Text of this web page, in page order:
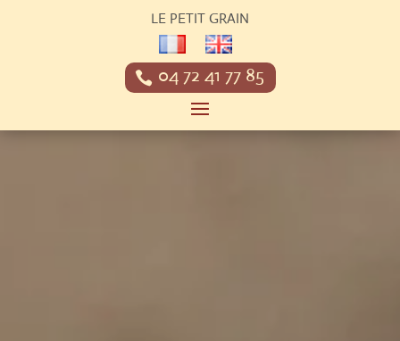
LE PETIT GRAIN
04 72 41 77 85